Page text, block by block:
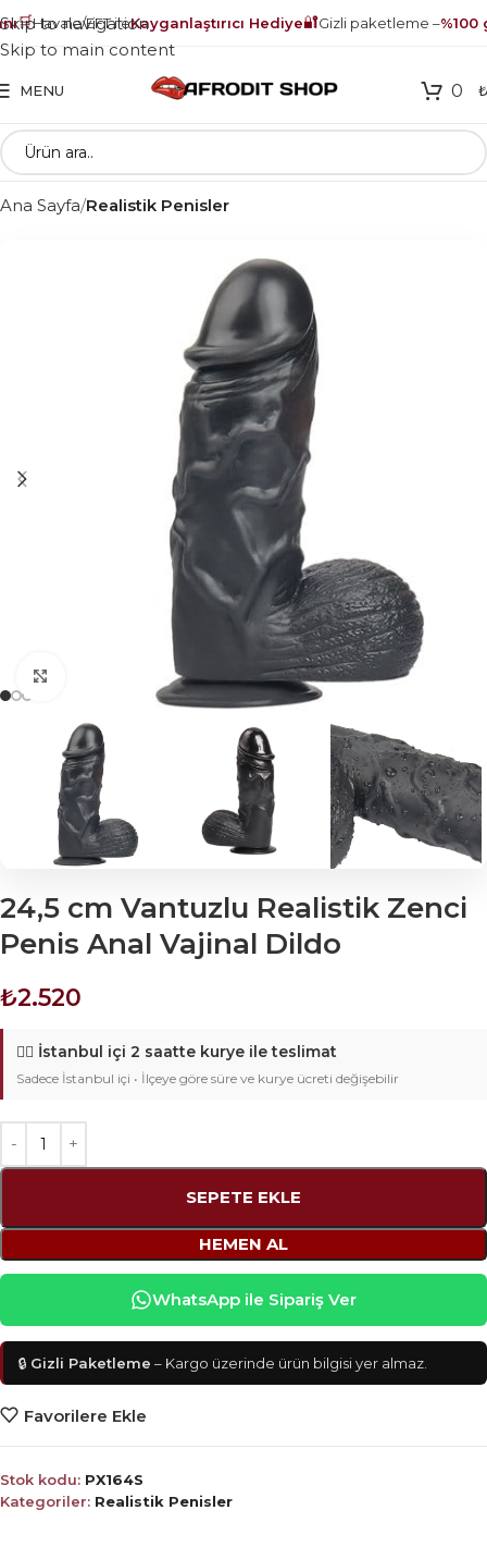
🛒Havale/EFT ileKayganlaştırıcı Hediye🔐Gizli paketleme – %100
Skip to navigation
Skip to main content
MENU 0 ₺
Ana Sayfa Realistik Penisler
Click to enlarge
24,5 cm Vantuzlu Realistik Zenci
Penis Anal Vajinal Dildo
₺2.520
🚴‍♂️ İstanbul içi 2 saatte kurye ile teslimat
Sadece İstanbul içi • İlçeye göre süre ve kurye ücreti değişebilir
SEPETE EKLE
HEMEN AL
WhatsApp ile Sipariş Ver
🔒 Gizli Paketleme – Kargo üzerinde ürün bilgisi yer almaz.
Favorilere Ekle
Stok kodu: PX164S
Kategoriler: Realistik Penisler